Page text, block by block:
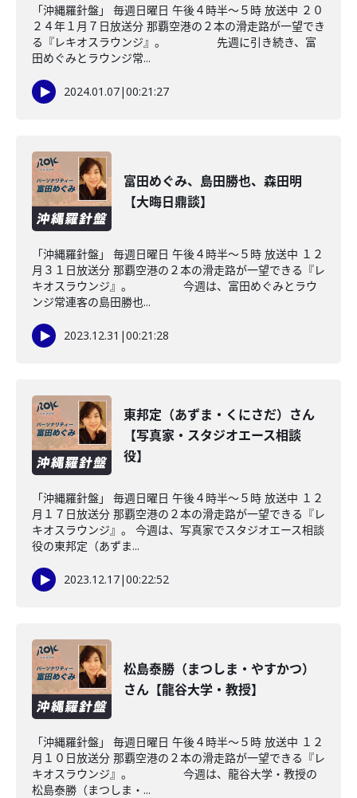
「沖縄羅針盤」 毎週日曜日 午後４時半～５時 放送中 ２０
２４年１月７日放送分 那覇空港の２本の滑走路が一望でき
る『レキオスラウンジ』。 先週に引き続き、富
田めぐみとラウンジ常...
2024.01.07|00:21:27
富田めぐみ、島田勝也、森田明
【大晦日鼎談】
「沖縄羅針盤」 毎週日曜日 午後４時半～５時 放送中 １２
月３１日放送分 那覇空港の２本の滑走路が一望できる『レ
キオスラウンジ』。 今週は、富田めぐみとラウ
ンジ常連客の島田勝也...
2023.12.31 |00:21:28
東邦定（あずま・くにさだ）さん
【写真家・スタジオエース相談
役】
「沖縄羅針盤」 毎週日曜日 午後４時半～５時 放送中 １２
月１７日放送分 那覇空港の２本の滑走路が一望できる『レ
キオスラウンジ』。 今週は、写真家でスタジオエース相談
役の東邦定（あずま...
2023.12.17|00:22:52
松島泰勝（まつしま・やすかつ）
さん【龍谷大学・教授】
「沖縄羅針盤」 毎週日曜日 午後４時半～５時 放送中 １２
月１０日放送分 那覇空港の２本の滑走路が一望できる『レ
キオスラウンジ』。 今週は、龍谷大学・教授の
松島泰勝（まつしま・...